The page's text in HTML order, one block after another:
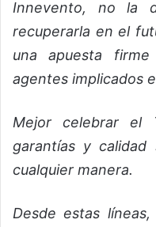
Innevento, no la
recuperarla en el
una apuesta
agentes implicados
Mejor celebrar el
garantías y
cualquier manera.
Desde estas